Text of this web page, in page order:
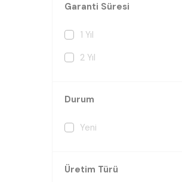
Garanti Süresi
1 Yıl
2 Yıl
Durum
Yeni
Üretim Türü